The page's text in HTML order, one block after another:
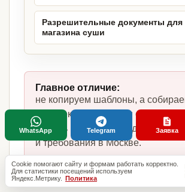
Разрешительные документы для
магазина суши
Главное отличие:
не копируем шаблоны, а
комплект под магазин суши,
модель работы, сотрудников,
и требования в Москве.
Cookie помогают сайту и формам работать корректно.
Для статистики посещений используем
Яндекс.Метрику. Политика
WhatsApp Telegram Заявка